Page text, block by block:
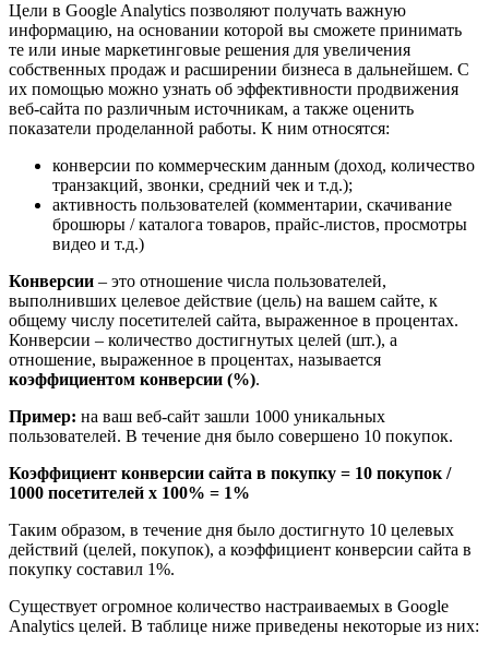
Цели в Google Analytics позволяют получать важную
информацию, на основании которой вы сможете принимать
те или иные маркетинговые решения для увеличения
собственных продаж и расширении бизнеса в дальнейшем. С
их помощью можно узнать об эффективности продвижения
веб-сайта по различным источникам, а также оценить
показатели проделанной работы. К ним относятся:
конверсии по коммерческим данным (доход, количество
транзакций, звонки, средний чек и т.д.);
активность пользователей (комментарии, скачивание
брошюры / каталога товаров, прайс-листов, просмотры
видео и т.д.)
Конверсии – это отношение числа пользователей,
выполнивших целевое действие (цель) на вашем сайте, к
общему числу посетителей сайта, выраженное в процентах.
Конверсии – количество достигнутых целей (шт.), а
отношение, выраженное в процентах, называется
коэффициентом конверсии (%).
Пример: на ваш веб-сайт зашли 1000 уникальных
пользователей. В течение дня было совершено 10 покупок.
Коэффициент конверсии сайта в покупку = 10 покупок /
1000 посетителей x 100% = 1%
Таким образом, в течение дня было достигнуто 10 целевых
действий (целей, покупок), а коэффициент конверсии сайта в
покупку составил 1%.
Существует огромное количество настраиваемых в Google
Analytics целей. В таблице ниже приведены некоторые из них: